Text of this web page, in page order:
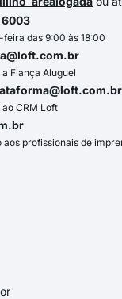
6003
das 9:00 às 18:00
Fiança Aluguel
CRM Loft
profissionais de